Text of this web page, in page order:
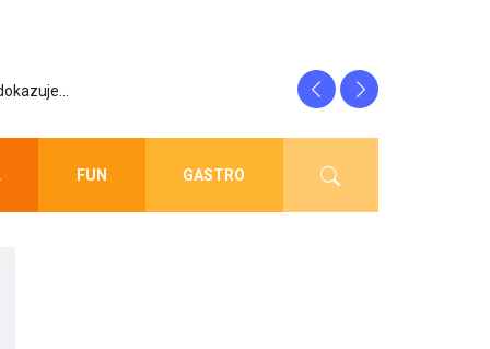
c... PreviousNext
FUN GASTRO